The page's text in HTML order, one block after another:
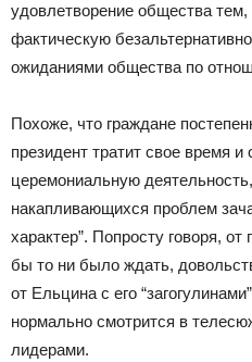
удовлетворение общества тем,
фактическую
ожиданиями общества по
Похоже, что граждане
президент тратит свое время
церемониальную
накапливающихся проблем
характер”. Попросту говоря, от
бы то ни было ждать,
от Ельцина с его
нормально смотрится в
лидерами.